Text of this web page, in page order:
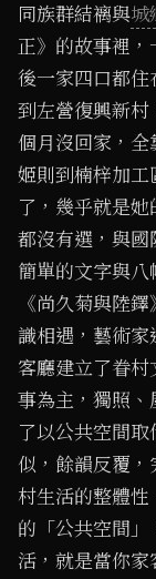
同族群結褵與城
正》的故事裡
後一家四口都
到左營復興新
個月沒回家，
姬則到楠梓加
了，幾乎就是
都沒有選，與國
簡單的文字與八
《尚久菊與陸
識相遇，藝術
客廳建立了眷
事為主，獨照
了以公共空間
似，餘韻反覆
村生活的整體
的「公共空間
活，就是當你家